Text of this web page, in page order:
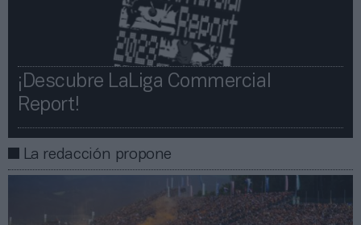
¡Descubre LaLiga Commercial
Report!​​
La redacción propone